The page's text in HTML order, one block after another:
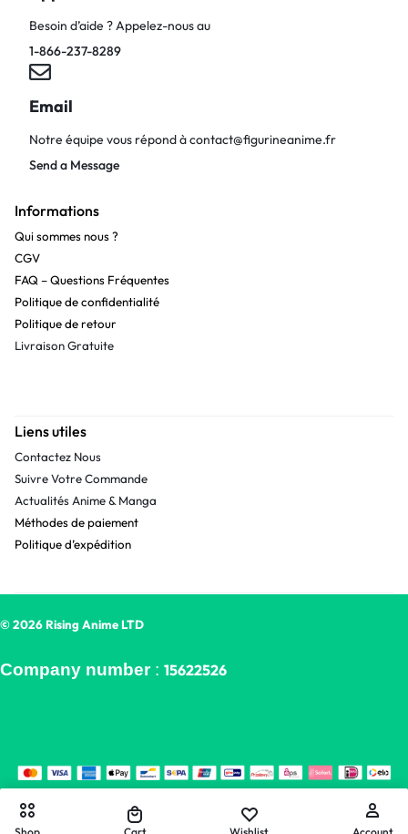
Besoin d’aide ? Appelez-nous au
1-866-237-8289
Email
Notre équipe vous répond àcontact@figurineanime.fr
Send a Message
Informations
Qui sommes nous ?
CGV
FAQ – Questions Fréquentes
Politique de confidentialité
Politique de retour
Livraison Gratuite
Liens utiles
Contactez Nous
Suivre Votre Commande
Actualités Anime & Manga
Méthodes de paiement
Politique d’expédition
© 2026 Rising Anime LTD
Company number: 15622526